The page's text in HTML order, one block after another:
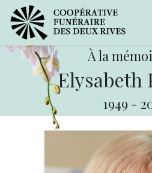
À la
Elysabeth
1949 -